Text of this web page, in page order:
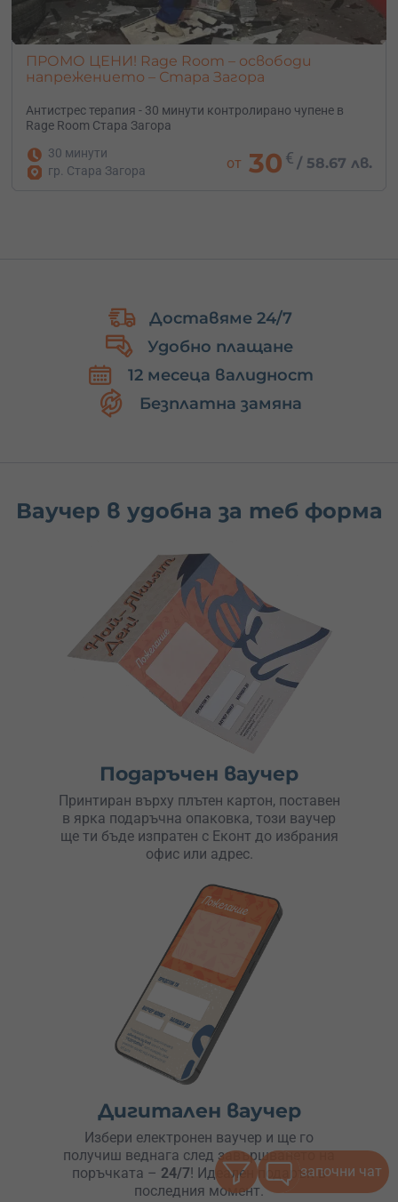
ПРОМО ЦЕНИ! Rage Room – освободи
напрежението – Стара Загора
Антистрес терапия - 30 минути контролирано чупене в
Rage Room Стара Загора
30 минути
гр. Стара Загора
от 30 € / 58.67 лв.
Доставяме 24/7
Удобно плащане
12 месеца валидност
Безплатна замяна
Ваучер в удобна за теб форма
Подаръчен ваучер
Принтиран върху плътен картон, поставен
в ярка подаръчна опаковка, този ваучер
ще ти бъде изпратен с Еконт до избрания
офис или адрес.
Дигитален ваучер
Избери електронен ваучер и ще го
получиш веднага след завършването на
поръчката – 24/7! Идеален подарък в
последния момент.
започни чат